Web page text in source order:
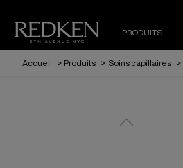
PRODUITS
Accueil > Produits > Soins capillaires >